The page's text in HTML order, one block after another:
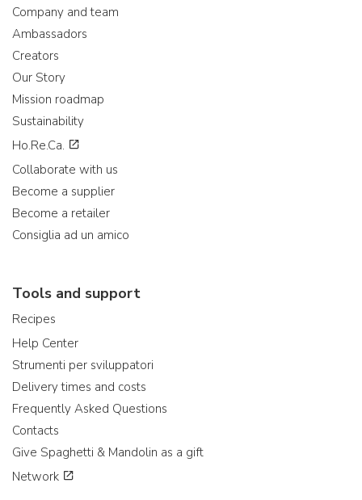
Company and team
Ambassadors
Creators
Our Story
Mission roadmap
Sustainability
Ho.Re.Ca.
Collaborate with us
Become a supplier
Become a retailer
Consiglia ad un amico
Tools and support
Recipes
Help Center
Strumenti per sviluppatori
Delivery times and costs
Frequently Asked Questions
Contacts
Give Spaghetti & Mandolin as a gift
Network